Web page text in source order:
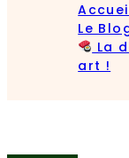
Le
La
art !